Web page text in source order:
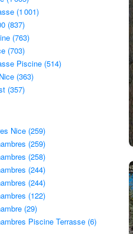
(1 001)
(837)
(763)
(703)
Piscine (514)
(363)
(357)
Nice (259)
(259)
(258)
(244)
(244)
(122)
(29)
Piscine Terrasse (6)